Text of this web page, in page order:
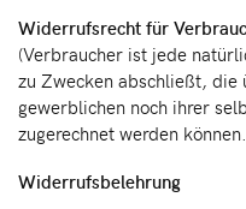
Widerrufsrecht für
(Verbraucher ist jede
zu Zwecken abschließt,
gewerblichen noch ihrer
zugerechnet werden
Widerrufsbelehrung